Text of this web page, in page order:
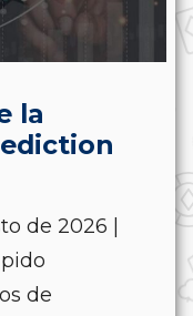
la
de 2026 |
de